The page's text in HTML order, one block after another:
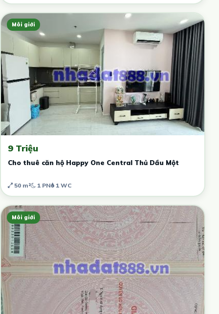
Môi giới
9 Triệu
Cho thuê căn hộ Happy One Central Thủ Dầu Một
50 m² 1 PN 1 WC
Môi giới